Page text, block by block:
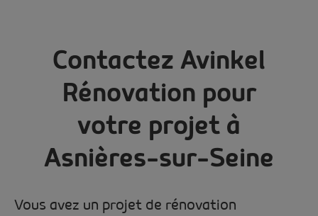
Contactez Avinkel
Rénovation pour
votre projet à
Asnières-sur-Seine
Vous avez un projet de rénovation